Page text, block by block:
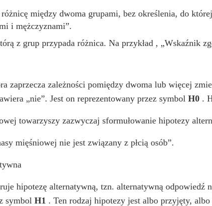
między dwoma grupami, bez określenia, do
i mężczyznami”.
z grup przypada różnica. Na przykład , „Wskaźnik
zaprzecza zależności pomiędzy dwoma lub więcej
„nie”. Jest on reprezentowany przez symbolH0 .
towarzyszy zazwyczaj sformułowanie hipotezy
mięśniowej nie jest związany z płcią osób”.
hipotezę alternatywną, tzn. alternatywną
symbolH1 . Ten rodzaj hipotezy jest albo przyjęty, albo